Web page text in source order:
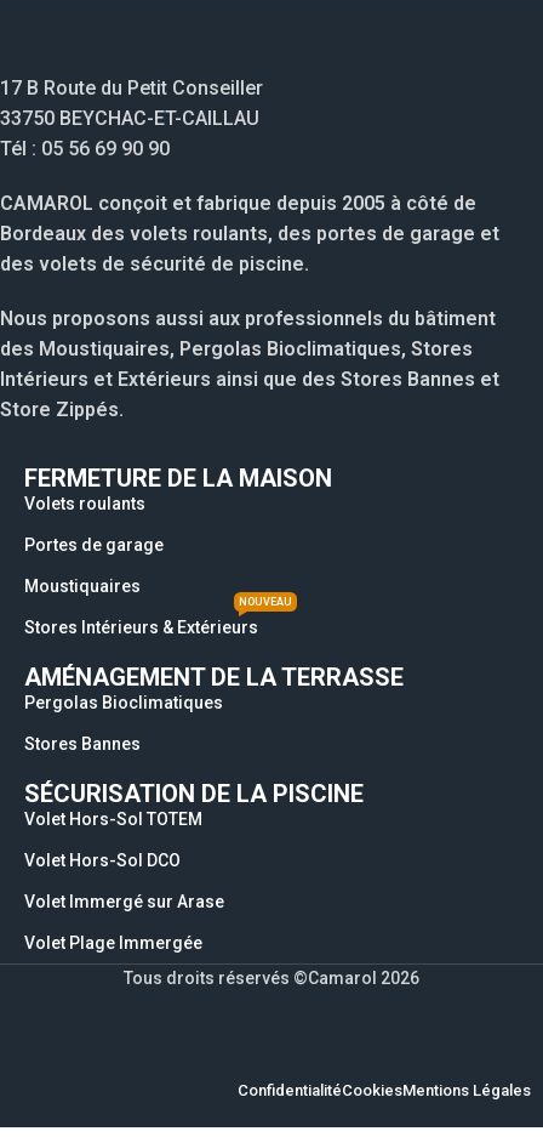
17 B Route du Petit Conseiller
33750 BEYCHAC-ET-CAILLAU
Tél : 05 56 69 90 90
CAMAROL conçoit et fabrique depuis 2005 à côté de
Bordeaux des volets roulants, des portes de garage et
des volets de sécurité de piscine.
Nous proposons aussi aux professionnels du bâtiment
des Moustiquaires, Pergolas Bioclimatiques, Stores
Intérieurs et Extérieurs ainsi que des Stores Bannes et
Store Zippés.
FERMETURE DE LA MAISON
Volets roulants
Portes de garage
Moustiquaires
Stores Intérieurs & Extérieurs
NOUVEAU
AMÉNAGEMENT DE LA TERRASSE
Pergolas Bioclimatiques
Stores Bannes
SÉCURISATION DE LA PISCINE
Volet Hors-Sol TOTEM
Volet Hors-Sol DCO
Volet Immergé sur Arase
Volet Plage Immergée
Tous droits réservés ©Camarol 2026
Mentions Légales
Cookies
Confidentialité